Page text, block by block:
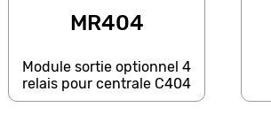
MR404
Module sortie optionnel 4
relais pour centrale C404